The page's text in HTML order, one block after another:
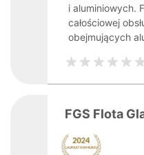
i aluminiowych.
całościowej
obejmujących
FGS Flota